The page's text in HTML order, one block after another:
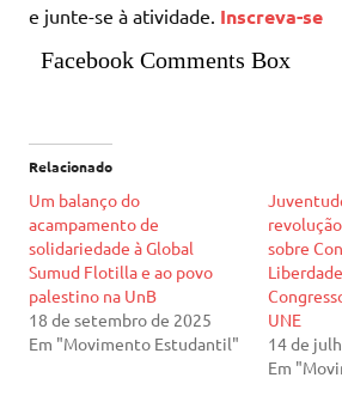
e junte-se à atividade. Inscreva-se
Facebook Comments Box
Relacionado
Um balanço do
acampamento de
solidariedade à Global
Sumud Flotilla e ao povo
palestino na UnB
18 de setembro de 2025
Em "Movimento Estudantil"
sobre
UNE
14 de
Em